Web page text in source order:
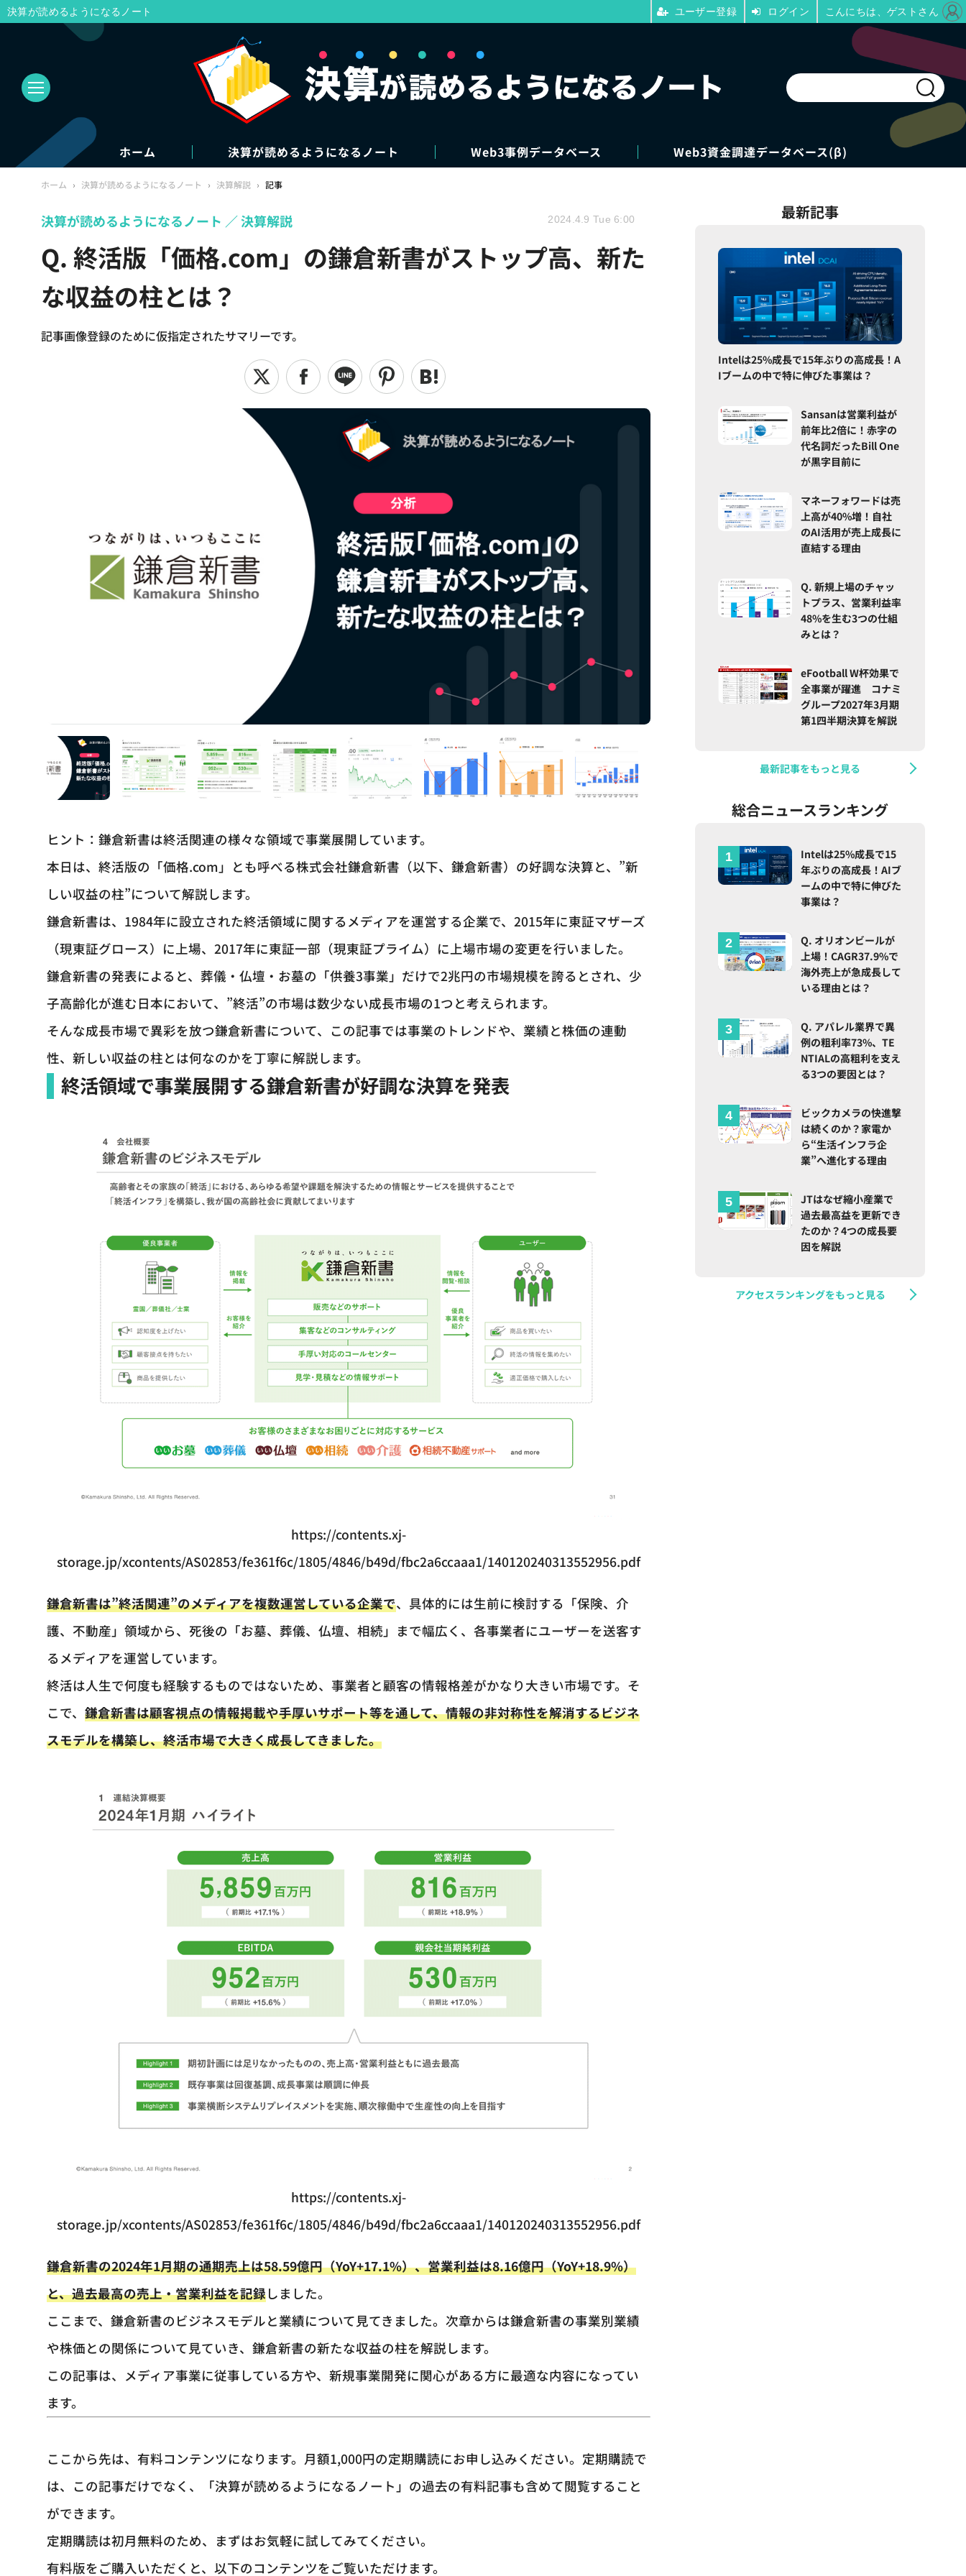
ホーム 決算が読めるようになるノート Web3事例データベース Web3資金調達データベース(β)
ホーム › 決算が読めるようになるノート › 決算解説 › 記事
Q. 終活版「価格.com」の鎌倉新書がストップ高、新た
な収益の柱とは？
記事画像登録のために仮指定されたサマリーです。
決算が読めるようになるノート 決算解説 2024.4.9 Tue 6:00
ヒント：鎌倉新書は終活関連の様々な領域で事業展開しています。
本日は、終活版の「価格.com」とも呼べる株式会社鎌倉新書（以下、鎌倉新書）の好調な決算と、”新
しい収益の柱”について解説します。
鎌倉新書は、1984年に設立された終活領域に関するメディアを運営する企業で、2015年に東証マザーズ
（現東証グロース）に上場、2017年に東証一部（現東証プライム）に上場市場の変更を行いました。
鎌倉新書の発表によると、葬儀・仏壇・お墓の「供養3事業」だけで2兆円の市場規模を誇るとされ、少
子高齢化が進む日本において、”終活”の市場は数少ない成長市場の1つと考えられます。
そんな成長市場で異彩を放つ鎌倉新書について、この記事では事業のトレンドや、業績と株価の連動
性、新しい収益の柱とは何なのかを丁寧に解説します。
終活領域で事業展開する鎌倉新書が好調な決算を発表
https://contents.xj-
storage.jp/xcontents/AS02853/fe361f6c/1805/4846/b49d/fbc2a6ccaaa1/140120240313552956.pdf
鎌倉新書は”終活関連”のメディアを複数運営している企業で、具体的には生前に検討する「保険、介
護、不動産」領域から、死後の「お墓、葬儀、仏壇、相続」まで幅広く、各事業者にユーザーを送客す
るメディアを運営しています。
終活は人生で何度も経験するものではないため、事業者と顧客の情報格差がかなり大きい市場です。そ
こで、鎌倉新書は顧客視点の情報掲載や手厚いサポート等を通して、情報の非対称性を解消するビジネ
スモデルを構築し、終活市場で大きく成長してきました。
https://contents.xj-
storage.jp/xcontents/AS02853/fe361f6c/1805/4846/b49d/fbc2a6ccaaa1/140120240313552956.pdf
鎌倉新書の2024年1月期の通期売上は58.59億円（YoY+17.1%）、営業利益は8.16億円（YoY+18.9%）
と、過去最高の売上・営業利益を記録しました。
ここまで、鎌倉新書のビジネスモデルと業績について見てきました。次章からは鎌倉新書の事業別業績
や株価との関係について見ていき、鎌倉新書の新たな収益の柱を解説します。
この記事は、メディア事業に従事している方や、新規事業開発に関心がある方に最適な内容になってい
ます。
ここから先は、有料コンテンツになります。月額1,000円の定期購読にお申し込みください。定期購読で
は、この記事だけでなく、「決算が読めるようになるノート」の過去の有料記事も含めて閲覧すること
ができます。
定期購読は初月無料のため、まずはお気軽に試してみてください。
有料版をご購入いただくと、以下のコンテンツをご覧いただけます。
最新記事
Intelは25%成長で15年ぶりの高成長！A
Iブームの中で特に伸びた事業は？
Sansanは営業利益が
前年比2倍に！赤字の
代名詞だったBill One
が黒字目前に
マネーフォワードは売
上高が40%増！自社
のAI活用が売上成長に
直結する理由
Q. 新規上場のチャッ
トプラス、営業利益率
48%を生む3つの仕組
みとは？
eFootball W杯効果で
全事業が躍進 コナミ
グループ2027年3月期
第1四半期決算を解説
最新記事をもっと見る
総合ニュースランキング
Intelは25%成長で15
年ぶりの高成長！AIブ
ームの中で特に伸びた
事業は？
Q. オリオンビールが
上場！CAGR37.9%で
海外売上が急成長して
いる理由とは？
Q. アパレル業界で異
例の粗利率73%、TE
NTIALの高粗利を支え
る3つの要因とは？
ビックカメラの快進撃
は続くのか？家電か
ら“生活インフラ企
業”へ進化する理由
JTはなぜ縮小産業で
過去最高益を更新でき
たのか？4つの成長要
因を解説
アクセスランキングをもっと見る
決算が読めるようになるノート ユーザー登録 ログイン こんにちは、ゲストさん